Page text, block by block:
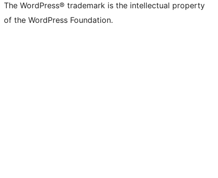
The WordPress® trademark is the intellectual property
of the WordPress Foundation.